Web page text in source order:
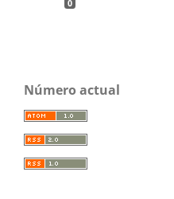
0
Número actual